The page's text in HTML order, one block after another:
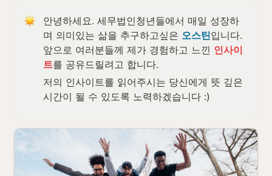
안녕하세요. 세무법인청년들에서 매일 성장하
며 의미있는 삶을 추구하고싶은 오스틴입니다.
앞으로 여러분들께 제가 경험하고 느낀 인사이
트를 공유드릴려고 합니다.
저의 인사이트를 읽어주시는 당신에게 뜻 깊은
시간이 될 수 있도록 노력하겠습니다 :)